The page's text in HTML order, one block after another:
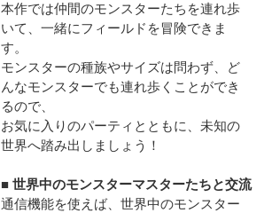
本作では仲間のモンスターたちを連れ歩
いて、一緒にフィールドを冒険できま
す。
モンスターの種族やサイズは問わず、ど
んなモンスターでも連れ歩くことができ
るので、
お気に入りのパーティとともに、未知の
世界へ踏み出しましょう！
■ 世界中のモンスターマスターたちと交流
通信機能を使えば、世界中のモンスター